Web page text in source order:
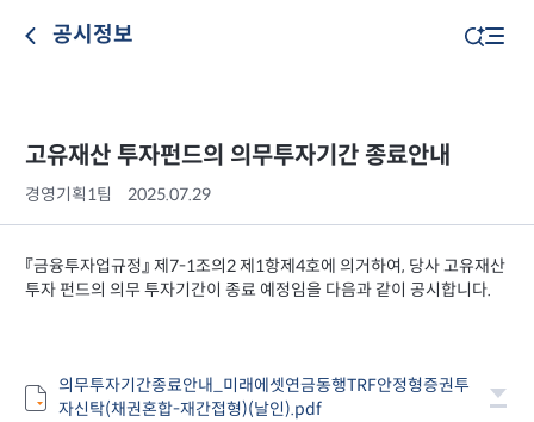
공시정보
고유재산 투자펀드의 의무투자기간 종료안내
경영기획1팀 2025.07.29
『금융투자업규정』 제7-1조의2 제1항제4호에 의거하여, 당사 고유재산
투자 펀드의 의무 투자기간이 종료 예정임을 다음과 같이 공시합니다.
의무투자기간종료안내_미래에셋연금동행TRF안정형증권투
자신탁(채권혼합-재간접형)(날인).pdf